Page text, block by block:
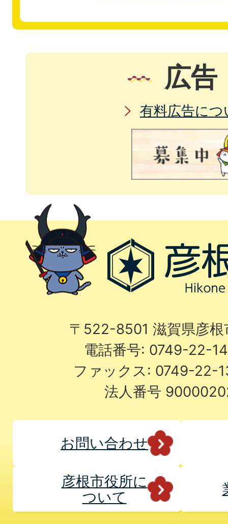
広告
有料広告につ
〒522-8501 滋賀県彦
電話番号: 0749-22-
ファックス: 0749-22-
法人番号
お問い合わせ
彦根市役所に
ついて